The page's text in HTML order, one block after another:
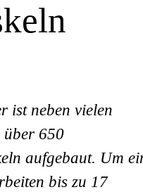
ist neben vielen
über 650
aufgebaut. Um
bis zu 17